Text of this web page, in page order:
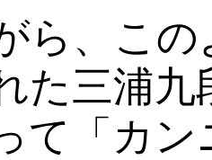
ら、こ
た三浦
て「カ